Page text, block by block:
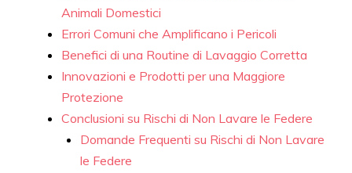
Animali Domestici
Errori Comuni che Amplificano i Pericoli
Benefici di una Routine di Lavaggio Corretta
Innovazioni e Prodotti per una Maggiore
Protezione
Conclusioni su Rischi di Non Lavare le Federe
Domande Frequenti su Rischi di Non Lavare
le Federe